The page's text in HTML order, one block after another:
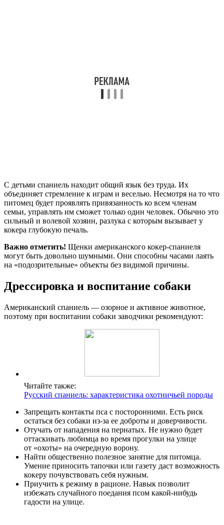
С детьми спаниель находит общий язык без труда. Их
объединяет стремление к играм и веселью. Несмотря на то что
питомец будет проявлять привязанность ко всем членам
семьи, управлять им сможет только один человек. Обычно это
сильный и волевой хозяин, разлука с которым вызывает у
кокера глубокую печаль.
Важно отметить! Щенки американского кокер-спаниеля
могут быть довольно шумными. Они способны часами лаять
на «подозрительные» объекты без видимой причины.
Дрессировка и воспитание собаки
Американский спаниель — озорное и активное животное,
поэтому при воспитании собаки заводчики рекомендуют:
Читайте также:
Русский спаниель: характеристика охотничьей породы
Запрещать контакты пса с посторонними. Есть риск
остаться без собаки из-за ее доброты и доверчивости.
Отучать от нападения на пернатых. Не нужно будет
оттаскивать любимца во время прогулки на улице
от «охоты» на очередную ворону.
Найти общественно полезное занятие для питомца.
Умение приносить тапочки или газету даст возможность
кокеру почувствовать себя нужным.
Приучить к режиму в рационе. Навык позволит
избежать случайного поедания псом какой-нибудь
гадости на улице.